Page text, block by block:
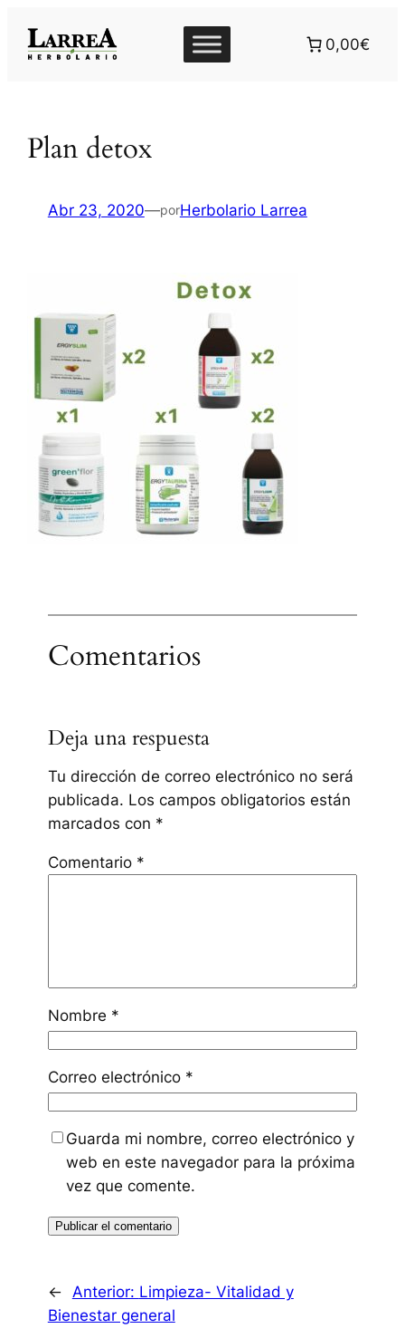
contenido
0,00€
Plan detox
Abr 23, 2020—porHerbolario Larrea
Comentarios
Deja una respuesta
Tu dirección de correo electrónico no será
publicada. Los campos obligatorios están
marcados con *
Comentario *
Nombre *
Correo electrónico *
Guarda mi nombre, correo electrónico y
web en este navegador para la próxima
vez que comente.
← Anterior: Limpieza- Vitalidad y
Bienestar general